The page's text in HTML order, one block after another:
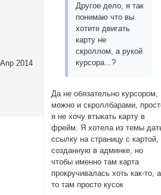
2014
Другое дело, я так
понимаю что вы
хотите двигать
карту не
скроллом, а рукой
курсора...?
Да не обязательно курсором,
можно и скроллбарами,
я не хочу втыкать карту в
фрейм. Я хотела из темы
ссылку на страницу с картой,
созданную в админке, но
чтобы именно там карта
прокручивалась хоть как-то, а
то там просто кусок